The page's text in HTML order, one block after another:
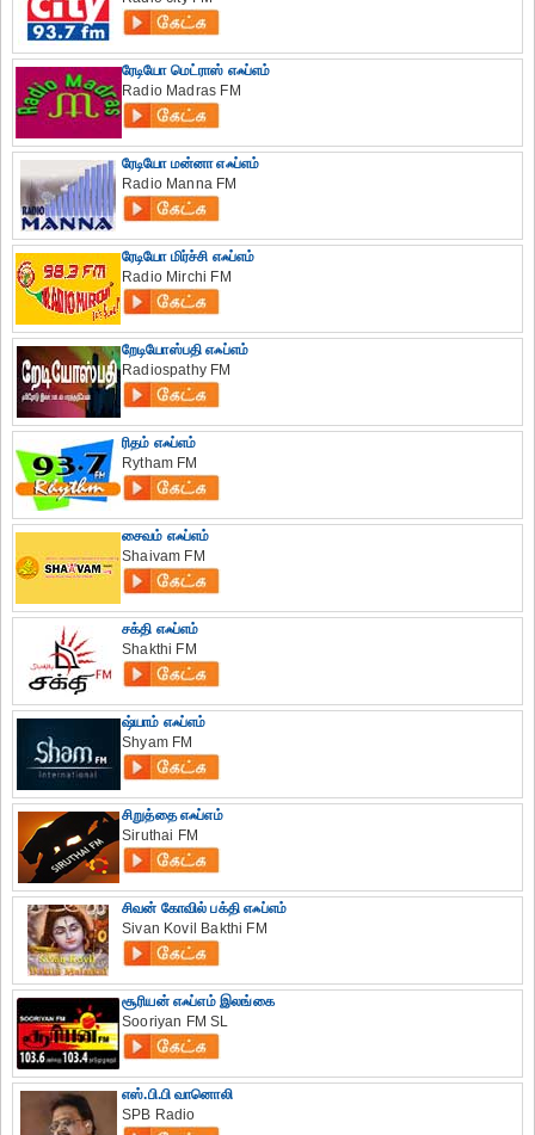
ரேடியோ மெட்ராஸ் எஃப்எம்
Radio Madras FM
ரேடியோ மன்னா எஃப்எம்
Radio Manna FM
ரேடியோ மிர்ச்சி எஃப்எம்
Radio Mirchi FM
றேடியோஸ்பதி எஃப்எம்
Radiospathy FM
ரிதம் எஃப்எம்
Rytham FM
சைவம் எஃப்எம்
Shaivam FM
சக்தி எஃப்எம்
Shakthi FM
ஷ்யாம் எஃப்எம்
Shyam FM
சிறுத்தை எஃப்எம்
Siruthai FM
சிவன் கோவில் பக்தி எஃப்எம்
Sivan Kovil Bakthi FM
சூரியன் எஃப்எம் இலங்கை
Sooriyan FM SL
எஸ்.பி.பி வானொலி
SPB Radio